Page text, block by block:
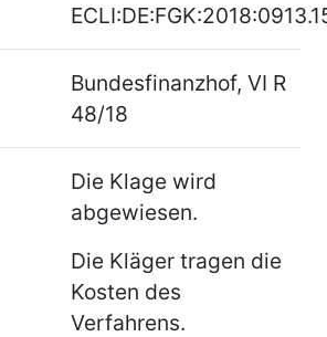
Bundesfinanzhof, VI R
48/18
Die Klage wird
abgewiesen.
Die Kläger tragen die
Kosten des
Verfahrens.